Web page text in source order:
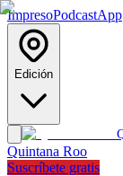
ImpresoPodcastApp
Edición
Quintana Roo
Suscríbete gratis